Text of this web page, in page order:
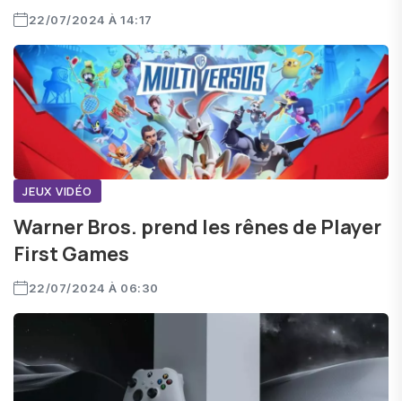
22/07/2024 À 14:17
JEUX VIDÉO
Warner Bros. prend les rênes de Player
First Games
22/07/2024 À 06:30